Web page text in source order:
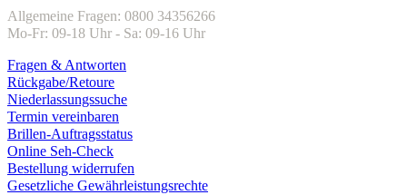
Allgemeine Fragen: 0800 34356266
Mo-Fr: 09-18 Uhr - Sa: 09-16 Uhr
Fragen & Antworten
Rückgabe/Retoure
Niederlassungssuche
Termin vereinbaren
Brillen-Auftragsstatus
Online Seh-Check
Bestellung widerrufen
Gesetzliche Gewährleistungsrechte